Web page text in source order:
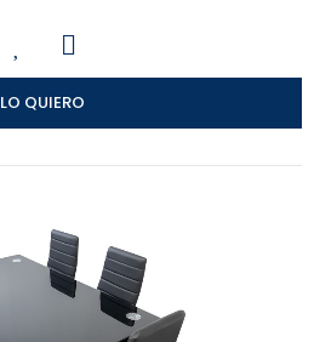
LO QUIERO